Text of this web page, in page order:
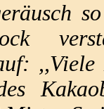
,,Viele